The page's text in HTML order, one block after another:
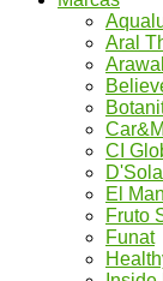
Aral
CI
El
Fruto
Funat